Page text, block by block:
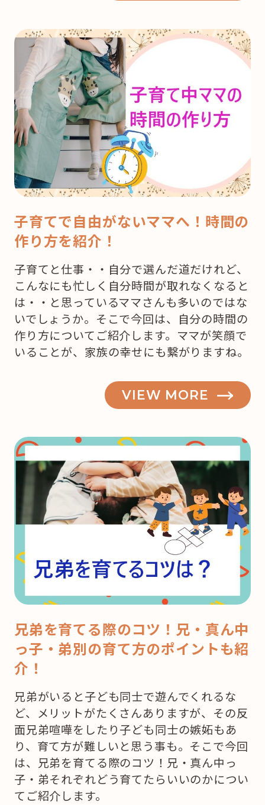
子育てで自由がないママへ！時間の
作り方を紹介！
子育てと仕事・・自分で選んだ道だけれど、
こんなにも忙しく自分時間が取れなくなると
は・・と思っているママさんも多いのではな
いでしょうか。そこで今回は、自分の時間の
作り方についてご紹介します。ママが笑顔で
いることが、家族の幸せにも繋がりますね。
VIEW MORE
兄弟を育てる際のコツ！兄・真ん中
っ子・弟別の育て方のポイントも紹
介！
兄弟がいると子ども同士で遊んでくれるな
ど、メリットがたくさんありますが、その反
面兄弟喧嘩をしたり子ども同士の嫉妬もあ
り、育て方が難しいと思う事も。そこで今回
は、兄弟を育てる際のコツ！兄・真ん中っ
子・弟それぞれどう育てたらいいのかについ
てご紹介します。